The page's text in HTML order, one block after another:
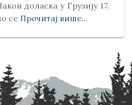
доласка у Грузију 17.
се Прочитај више…